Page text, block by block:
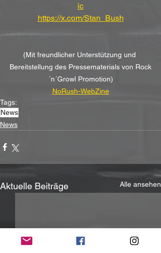
ic
https://x.com/Stan_Bush
(Mit freundlicher Unterstützung und
Bereitstellung des Pressematerials von Rock
´n´Growl Promotion)
NoRush-WebZine
Tags:
News
News
Aktuelle Beiträge Alle ansehen